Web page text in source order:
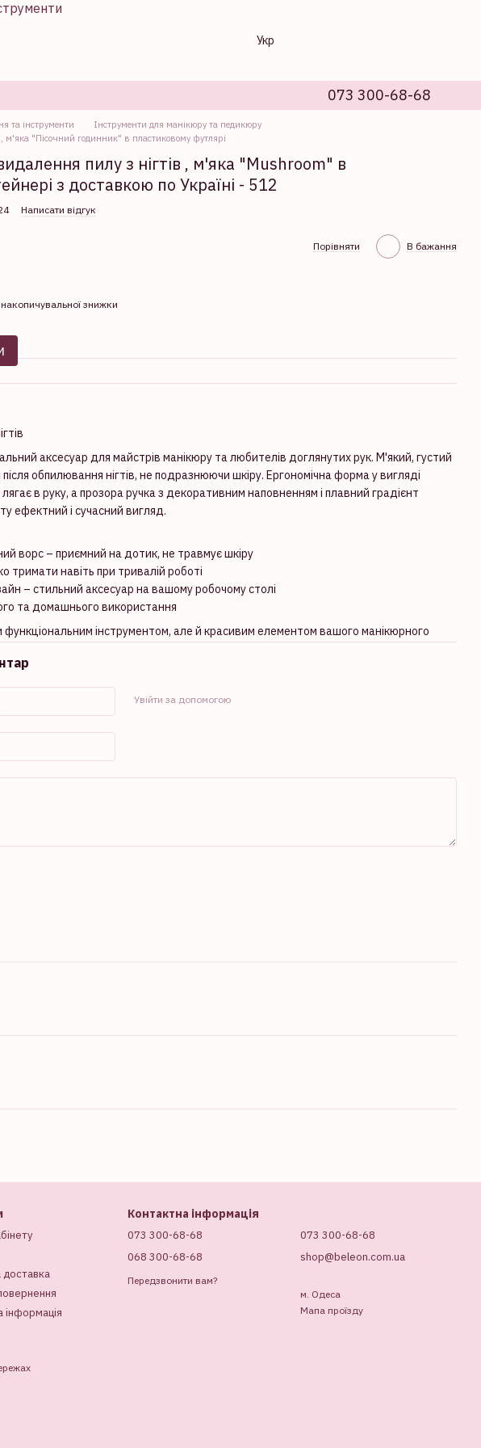
Укр
073 300-68-68
та інструменти
Інструменти для манікюру та педикюру
м'яка "Пісочний годинник" в пластиковому футлярі
пилу з нігтів , м'яка "Mushroom" в
з доставкою по Україні - 512
Написати відгук
Порівняти В бажання
знижки
аксесуар для майстрів манікюру та любителів доглянутих рук. М'який, густий
обпилювання нігтів, не подразнюючи шкіру. Ергономічна форма у вигляді
в руку, а прозора ручка з декоративним наповненням і плавний градієнт
ефектний і сучасний вигляд.
ворс – приємний на дотик, не травмує шкіру
тримати навіть при тривалій роботі
– стильний аксесуар на вашому робочому столі
та домашнього використання
функціональним інструментом, але й красивим елементом вашого манікюрного
Увійти за допомогою
доставка
інформація
Контактна інформація
073 300-68-68
068 300-68-68
Передзвонити вам?
073 300-68-68
shop@beleon.com.ua
м. Одеса
Мапа проїзду